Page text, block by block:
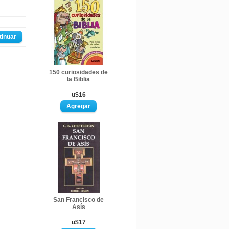
150 curiosidades de
la Biblia
u$16
San Francisco de
Asís
u$17